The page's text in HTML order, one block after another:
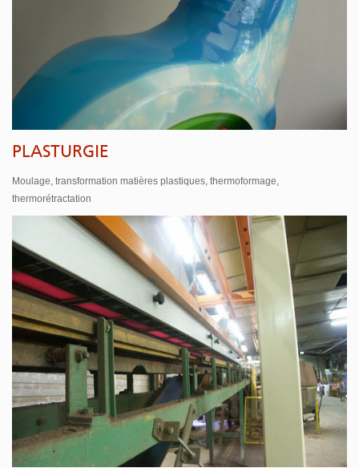
PLASTURGIE
Moulage, transformation matières plastiques, thermoformage,
thermorétractation